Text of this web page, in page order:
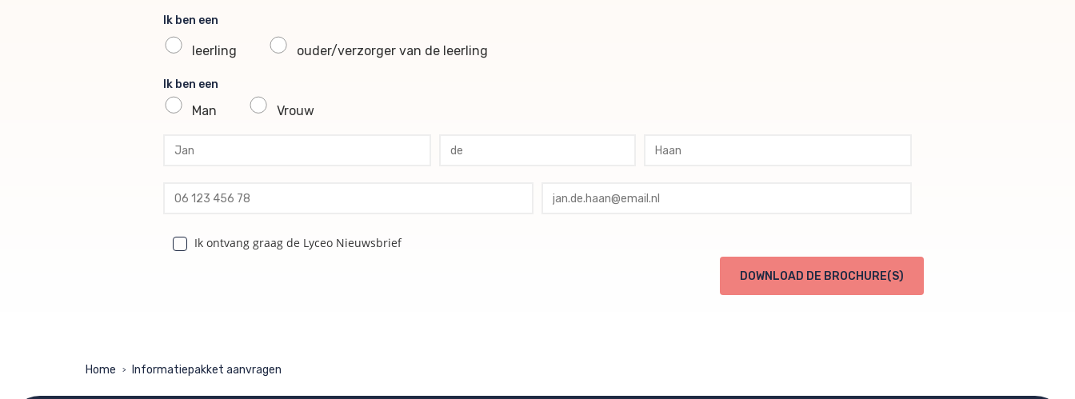
Ik ben een
leerling ouder/verzorger van de leerling
Ik ben een
Man Vrouw
profile voornaam
profile tussenvoegsel
profile achternaam
profile telefoon
profile email
Ik ontvang graag de Lyceo Nieuwsbrief
DOWNLOAD DE BROCHURE(S)
Home > Informatiepakket aanvragen